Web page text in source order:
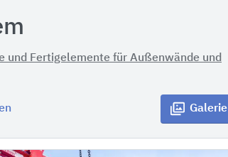
und Fertigelemente für Außenwände und
Galerie